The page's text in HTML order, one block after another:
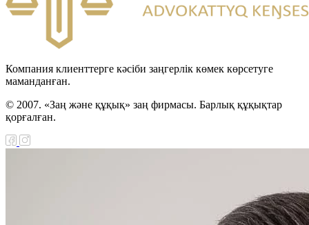
Компания клиенттерге кәсіби заңгерлік көмек көрсетуге
маманданған.
© 2007. «Заң және құқық» заң фирмасы. Барлық құқықтар
қорғалған.